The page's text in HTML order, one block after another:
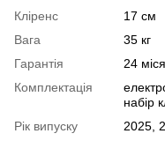
Кліренс
17 см
Вага
35 кг
Гарантія
24
Комплектація
набір
Рік випуску
2025,